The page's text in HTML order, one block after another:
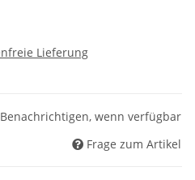
Lieferung
Benachrichtigen, wenn verfügbar
Frage zum Artikel